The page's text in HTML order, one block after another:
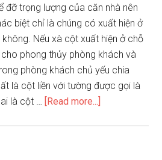
đỡ trọng lượng của căn nhà nên
biệt chỉ là chúng có xuất hiện ở
Nếu xà cột xuất hiện ở chỗ
phong thủy phòng khách và
phòng khách chủ yếu chia
là cột liền với tường được gọi là
là cột … [Read more...]